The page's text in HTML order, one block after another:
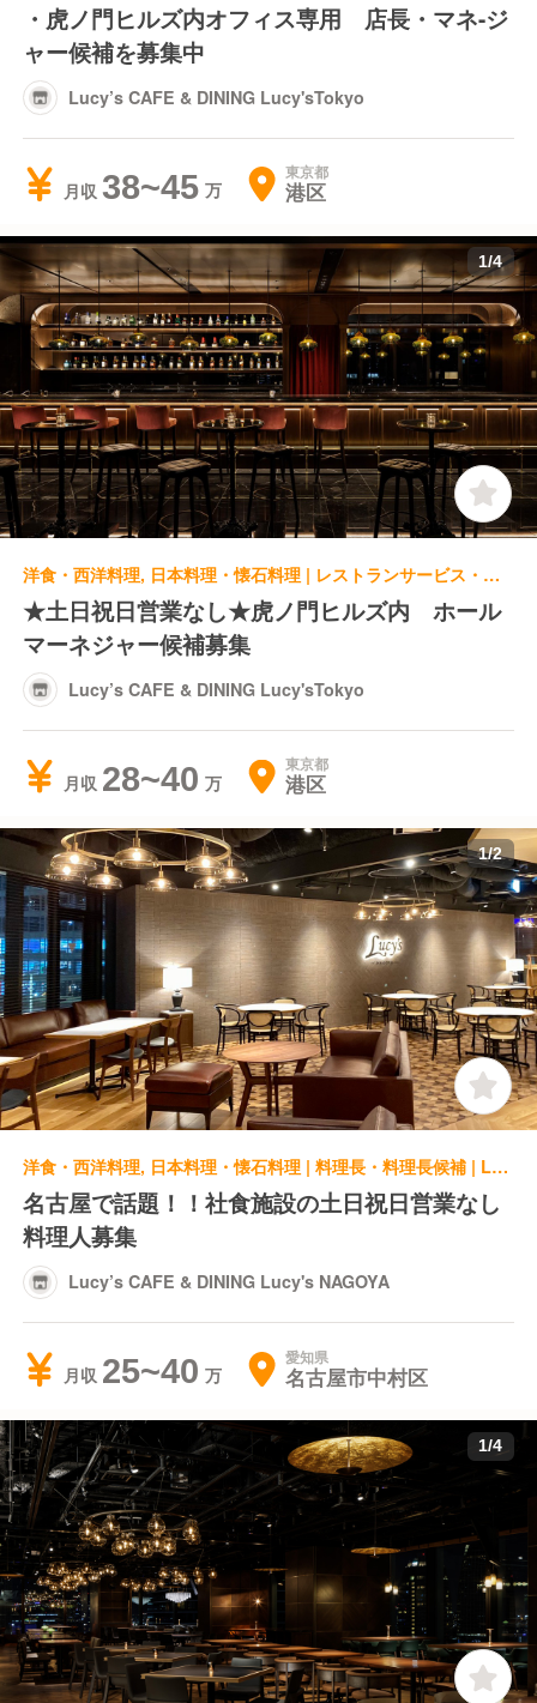
・虎ノ門ヒルズ内オフィス専用 店長・マネ-ジ
ャー候補を募集中
Lucy’s CAFE & DINING Lucy'sTokyo
月収 38~45 東京都
港区
1/4
洋食・西洋料理, 日本料理・懐石料理 | レストランサービス・ホールスタッフ | Lucy’s CAFE & DINING Lucy'sTokyo
★土日祝日営業なし★虎ノ門ヒルズ内 ホール
マーネジャー候補募集
Lucy’s CAFE & DINING Lucy'sTokyo
月収 28~40 東京都
港区
1/2
洋食・西洋料理, 日本料理・懐石料理 | 料理長・料理長候補 | Lucy’s CAFE & DINING Lucy's NAGOYA
名古屋で話題！！社食施設の土日祝日営業なし
料理人募集
Lucy’s CAFE & DINING Lucy's NAGOYA
月収 25~40 愛知県
名古屋市中村区
1/4